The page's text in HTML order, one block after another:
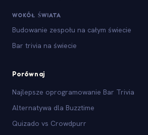
WOKÓŁ ŚWIATA
Budowanie zespołu na całym świecie
Bar trivia na świecie
Porównaj
Najlepsze oprogramowanie Bar Trivia
Alternatywa dla Buzztime
Quizado vs Crowdpurr